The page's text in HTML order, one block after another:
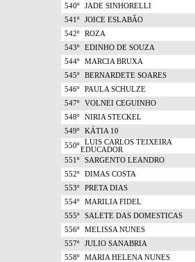
540º
JADE SINHORELLI
541º
JOICE ESLABÃO
542º
ROZA
543º
EDINHO DE SOUZA
544º
MARCIA BRUXA
545º
BERNARDETE SOARES
546º
PAULA SCHULZE
547º
VOLNEI CEGUINHO
548º
NIRIA STECKEL
549º
KÁTIA 10
550º
LUIS CARLOS TEIXEIRA
EDUCADOR
551º
SARGENTO LEANDRO
552º
DIMAS COSTA
553º
PRETA DIAS
554º
MARILIA FIDEL
555º
SALETE DAS DOMESTICAS
556º
MELISSA NUNES
557º
JULIO SANABRIA
558º
MARIA HELENA NUNES